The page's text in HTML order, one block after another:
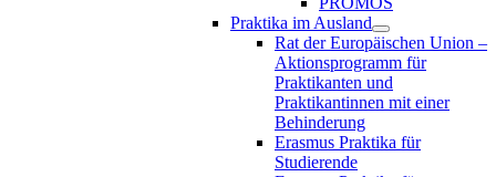
Praktika im Ausland
Rat der Europäischen Union –
Aktionsprogramm für
Praktikanten und
Praktikantinnen mit einer
Behinderung
Erasmus Praktika für
Studierende